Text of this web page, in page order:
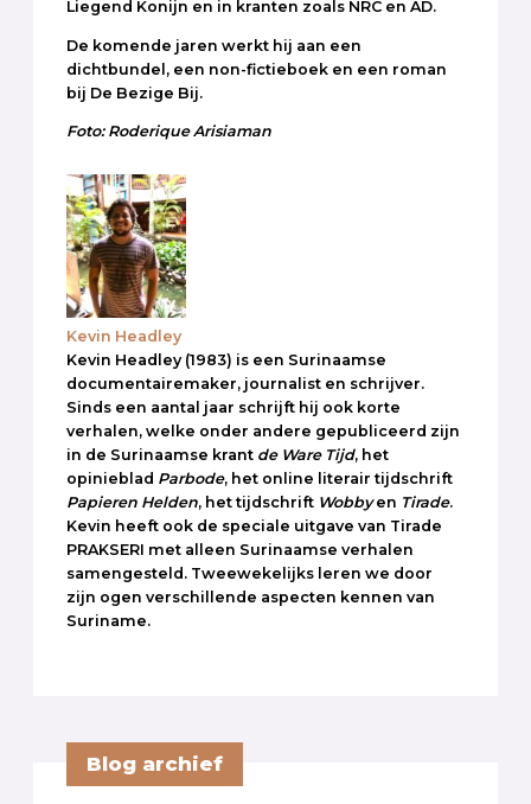
Liegend Konijn en in kranten zoals NRC en AD.
De komende jaren werkt hij aan een
dichtbundel, een non-fictieboek en een roman
bij De Bezige Bij.
Foto: Roderique Arisiaman
Kevin Headley
Kevin Headley (1983) is een Surinaamse
documentairemaker, journalist en schrijver.
Sinds een aantal jaar schrijft hij ook korte
verhalen, welke onder andere gepubliceerd zijn
in de Surinaamse krant de Ware Tijd, het
opinieblad Parbode, het online literair tijdschrift
Papieren Helden, het tijdschrift Wobbyen Tirade.
Kevin heeft ook de speciale uitgave van Tirade
PRAKSERI met alleen Surinaamse verhalen
samengesteld. Tweewekelijks leren we door
zijn ogen verschillende aspecten kennen van
Suriname.
Blog archief